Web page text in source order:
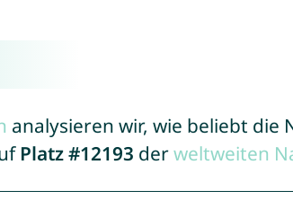
analysieren wir, wie beliebt die
Platz #12193 derweltweiten